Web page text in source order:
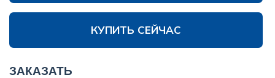
КУПИТЬ СЕЙЧАС
ЗАКАЗАТЬ